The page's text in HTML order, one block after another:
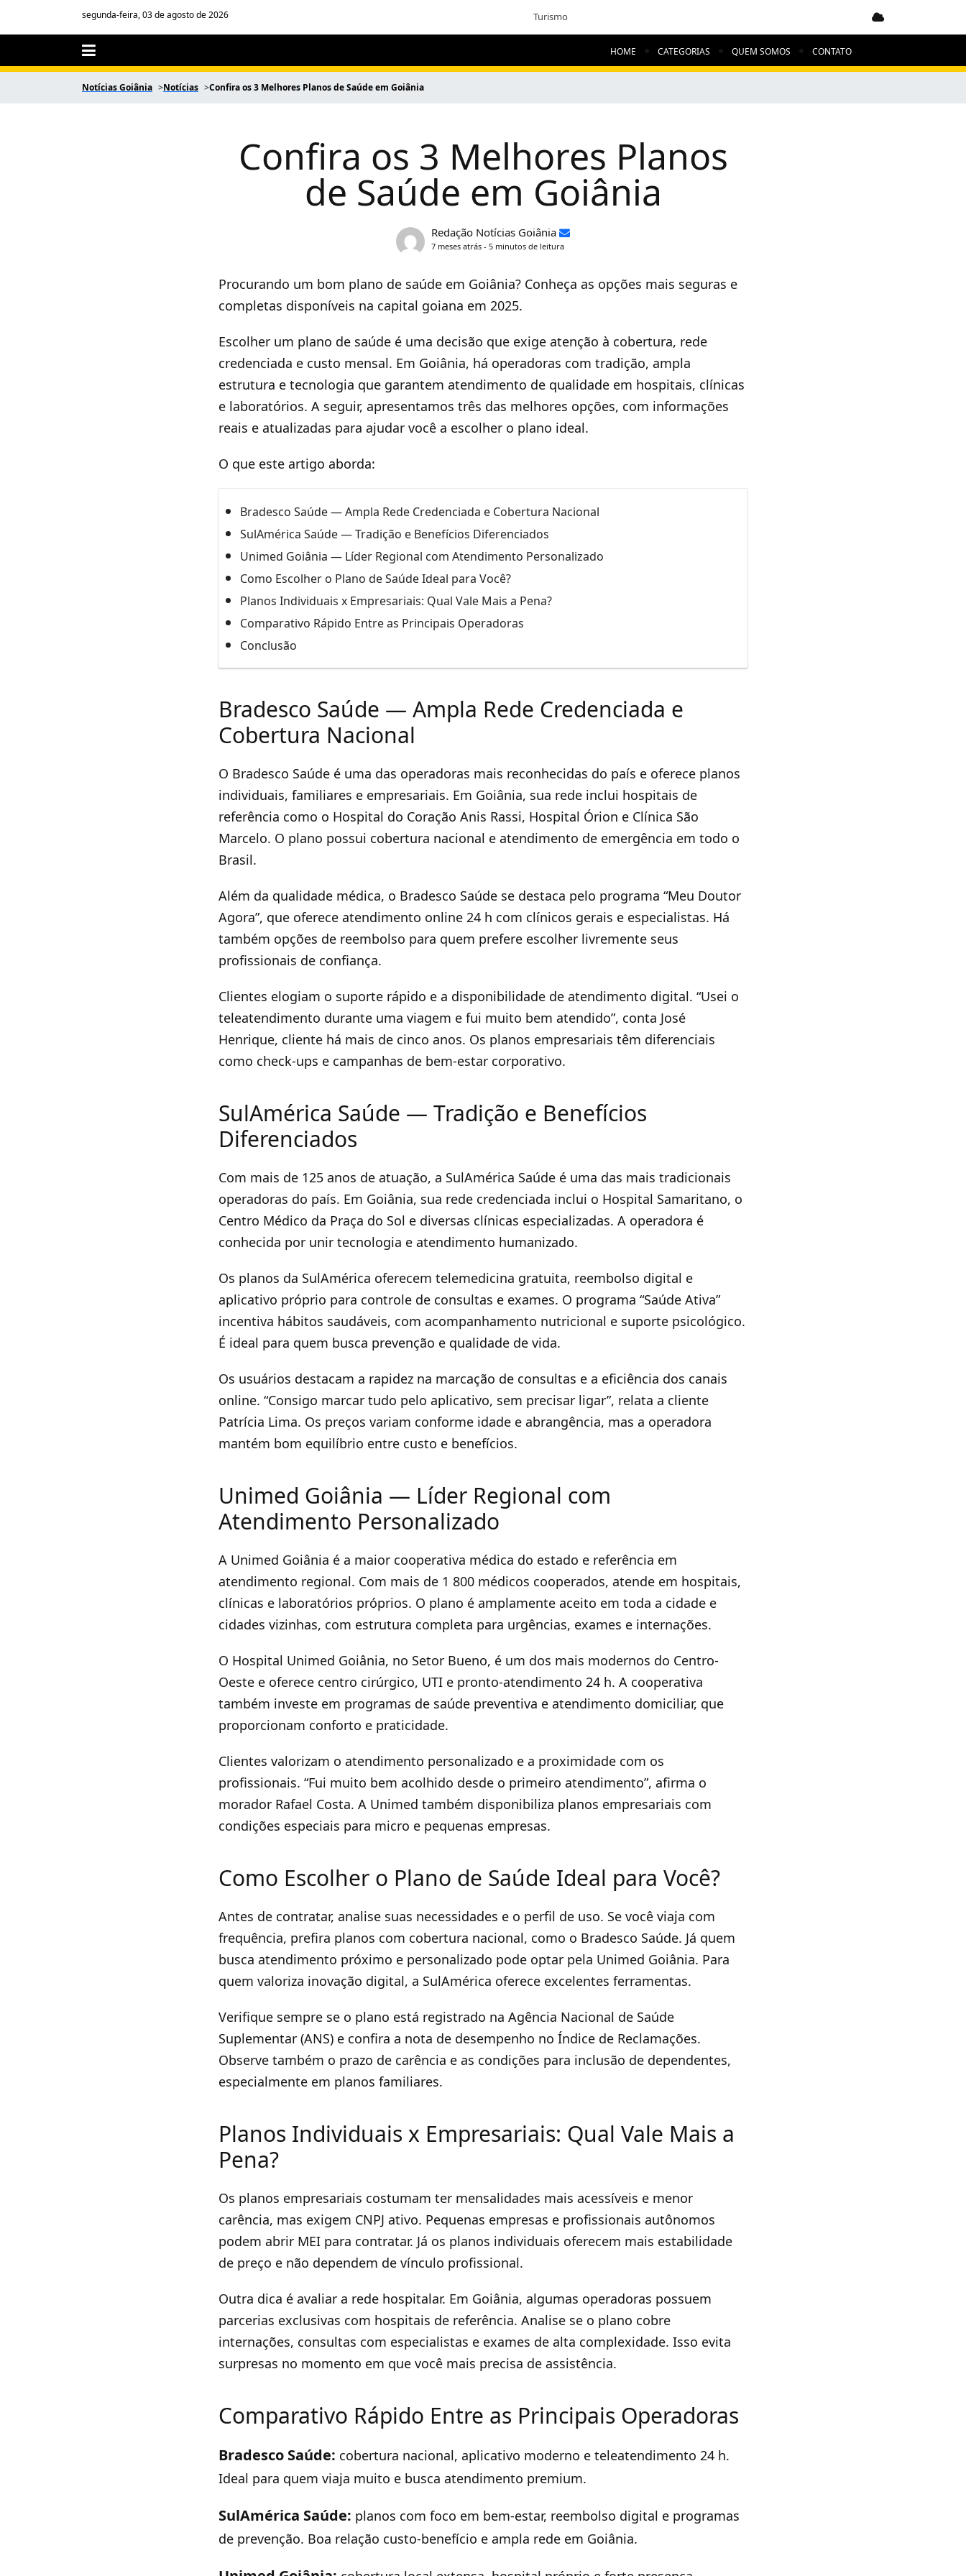
segunda-feira, 03 de agosto de 2026
HOME CATEGORIAS QUEM SOMOS CONTATO
Notícias Goiânia Notícias Confira os 3 Melhores Planos de Saúde em Goiânia
Confira os 3 Melhores Planos
de Saúde em Goiânia
Redação Notícias Goiânia
7 meses atrás - 5 minutos de leitura
Procurando um bom plano de saúde em Goiânia? Conheça as opções mais seguras e
completas disponíveis na capital goiana em 2025.
Escolher um plano de saúde é uma decisão que exige atenção à cobertura, rede
credenciada e custo mensal. Em Goiânia, há operadoras com tradição, ampla
estrutura e tecnologia que garantem atendimento de qualidade em hospitais, clínicas
e laboratórios. A seguir, apresentamos três das melhores opções, com informações
reais e atualizadas para ajudar você a escolher o plano ideal.
O que este artigo aborda:
Bradesco Saúde — Ampla Rede Credenciada e Cobertura Nacional
SulAmérica Saúde — Tradição e Benefícios Diferenciados
Unimed Goiânia — Líder Regional com Atendimento Personalizado
Como Escolher o Plano de Saúde Ideal para Você?
Planos Individuais x Empresariais: Qual Vale Mais a Pena?
Comparativo Rápido Entre as Principais Operadoras
Conclusão
Bradesco Saúde — Ampla Rede Credenciada e
Cobertura Nacional
O Bradesco Saúde é uma das operadoras mais reconhecidas do país e oferece planos
individuais, familiares e empresariais. Em Goiânia, sua rede inclui hospitais de
referência como o Hospital do Coração Anis Rassi, Hospital Órion e Clínica São
Marcelo. O plano possui cobertura nacional e atendimento de emergência em todo o
Brasil.
Além da qualidade médica, o Bradesco Saúde se destaca pelo programa “Meu Doutor
Agora”, que oferece atendimento online 24 h com clínicos gerais e especialistas. Há
também opções de reembolso para quem prefere escolher livremente seus
profissionais de confiança.
Clientes elogiam o suporte rápido e a disponibilidade de atendimento digital. “Usei o
teleatendimento durante uma viagem e fui muito bem atendido”, conta José
Henrique, cliente há mais de cinco anos. Os planos empresariais têm diferenciais
como check-ups e campanhas de bem-estar corporativo.
SulAmérica Saúde — Tradição e Benefícios
Diferenciados
Com mais de 125 anos de atuação, a SulAmérica Saúde é uma das mais tradicionais
operadoras do país. Em Goiânia, sua rede credenciada inclui o Hospital Samaritano, o
Centro Médico da Praça do Sol e diversas clínicas especializadas. A operadora é
conhecida por unir tecnologia e atendimento humanizado.
Os planos da SulAmérica oferecem telemedicina gratuita, reembolso digital e
aplicativo próprio para controle de consultas e exames. O programa “Saúde Ativa”
incentiva hábitos saudáveis, com acompanhamento nutricional e suporte psicológico.
É ideal para quem busca prevenção e qualidade de vida.
Os usuários destacam a rapidez na marcação de consultas e a eficiência dos canais
online. “Consigo marcar tudo pelo aplicativo, sem precisar ligar”, relata a cliente
Patrícia Lima. Os preços variam conforme idade e abrangência, mas a operadora
mantém bom equilíbrio entre custo e benefícios.
Unimed Goiânia — Líder Regional com
Atendimento Personalizado
A Unimed Goiânia é a maior cooperativa médica do estado e referência em
atendimento regional. Com mais de 1 800 médicos cooperados, atende em hospitais,
clínicas e laboratórios próprios. O plano é amplamente aceito em toda a cidade e
cidades vizinhas, com estrutura completa para urgências, exames e internações.
O Hospital Unimed Goiânia, no Setor Bueno, é um dos mais modernos do Centro-
Oeste e oferece centro cirúrgico, UTI e pronto-atendimento 24 h. A cooperativa
também investe em programas de saúde preventiva e atendimento domiciliar, que
proporcionam conforto e praticidade.
Clientes valorizam o atendimento personalizado e a proximidade com os
profissionais. “Fui muito bem acolhido desde o primeiro atendimento”, afirma o
morador Rafael Costa. A Unimed também disponibiliza planos empresariais com
condições especiais para micro e pequenas empresas.
Como Escolher o Plano de Saúde Ideal para Você?
Antes de contratar, analise suas necessidades e o perfil de uso. Se você viaja com
frequência, prefira planos com cobertura nacional, como o Bradesco Saúde. Já quem
busca atendimento próximo e personalizado pode optar pela Unimed Goiânia. Para
quem valoriza inovação digital, a SulAmérica oferece excelentes ferramentas.
Verifique sempre se o plano está registrado na Agência Nacional de Saúde
Suplementar (ANS) e confira a nota de desempenho no Índice de Reclamações.
Observe também o prazo de carência e as condições para inclusão de dependentes,
especialmente em planos familiares.
Planos Individuais x Empresariais: Qual Vale Mais a
Pena?
Os planos empresariais costumam ter mensalidades mais acessíveis e menor
carência, mas exigem CNPJ ativo. Pequenas empresas e profissionais autônomos
podem abrir MEI para contratar. Já os planos individuais oferecem mais estabilidade
de preço e não dependem de vínculo profissional.
Outra dica é avaliar a rede hospitalar. Em Goiânia, algumas operadoras possuem
parcerias exclusivas com hospitais de referência. Analise se o plano cobre
internações, consultas com especialistas e exames de alta complexidade. Isso evita
surpresas no momento em que você mais precisa de assistência.
Comparativo Rápido Entre as Principais Operadoras
Bradesco Saúde: cobertura nacional, aplicativo moderno e teleatendimento 24 h.
Ideal para quem viaja muito e busca atendimento premium.
SulAmérica Saúde: planos com foco em bem-estar, reembolso digital e programas
de prevenção. Boa relação custo-benefício e ampla rede em Goiânia.